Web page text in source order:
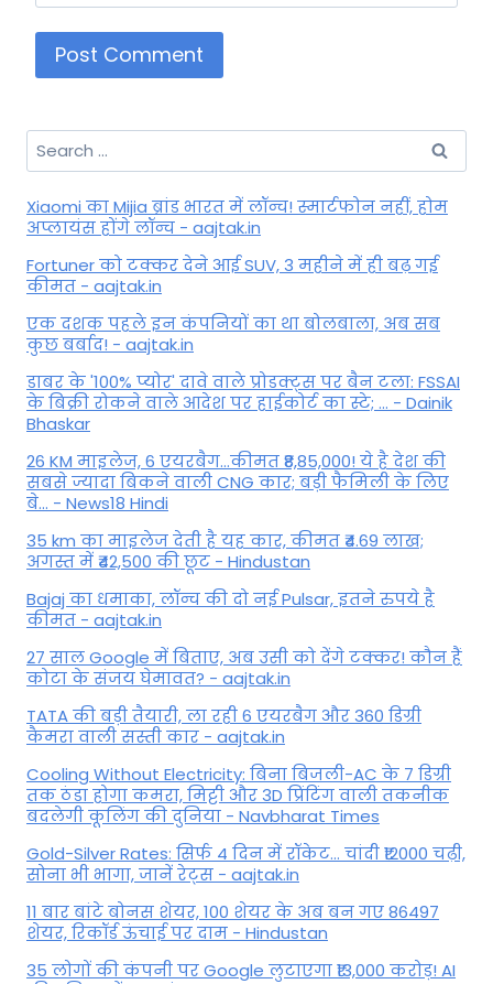
Search
for:
Xiaomi का Mijia ब्रांड भारत में लॉन्च! स्मार्टफोन नहीं, होम
अप्लायंस होंगे लॉन्च - aajtak.in
Fortuner को टक्कर देने आई SUV, 3 महीने में ही बढ़ गई
कीमत - aajtak.in
एक दशक पहले इन कंपनियों का था बोलबाला, अब सब
कुछ बर्बाद! - aajtak.in
डाबर के '100% प्योर' दावे वाले प्रोडक्ट्स पर बैन टला: FSSAI
के बिक्री रोकने वाले आदेश पर हाईकोर्ट का स्टे; ... - Dainik
Bhaskar
26 KM माइलेज, 6 एयरबैग...कीमत ₹8,85,000! ये है देश की
सबसे ज्यादा बिकने वाली CNG कार; बड़ी फैमिली के लिए
बे... - News18 Hindi
35 km का माइलेज देती है यह कार, कीमत ₹4.69 लाख;
अगस्त में ₹42,500 की छूट - Hindustan
Bajaj का धमाका, लॉन्च की दो नई Pulsar, इतने रुपये है
कीमत - aajtak.in
27 साल Google में बिताए, अब उसी को देंगे टक्कर! कौन हैं
कोटा के संजय घेमावत? - aajtak.in
TATA की बड़ी तैयारी, ला रही 6 एयरबैग और 360 डिग्री
कैमरा वाली सस्ती कार - aajtak.in
Cooling Without Electricity: बिना बिजली-AC के 7 डिग्री
तक ठंडा होगा कमरा, मिट्टी और 3D प्रिंटिंग वाली तकनीक
बदलेगी कूलिंग की दुनिया - Navbharat Times
Gold-Silver Rates: सिर्फ 4 दिन में रॉकेट... चांदी ₹12000 चढ़ी,
सोना भी भागा, जानें रेट्स - aajtak.in
11 बार बांटे बोनस शेयर, 100 शेयर के अब बन गए 86497
शेयर, रिकॉर्ड ऊंचाई पर दाम - Hindustan
35 लोगों की कंपनी पर Google लुटाएगा ₹13,000 करोड़! AI